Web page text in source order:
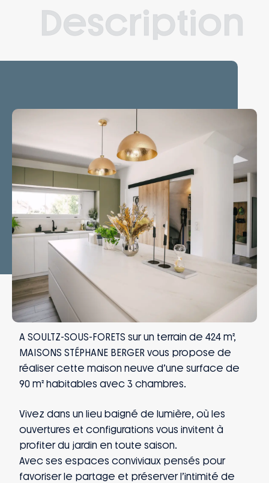
Description
A SOULTZ-SOUS-FORETS sur un terrain de 424 m²,
MAISONS STÉPHANE BERGER vous propose de
réaliser cette maison neuve d’une surface de
90 m² habitables avec 3 chambres.
Vivez dans un lieu baigné de lumière, où les
ouvertures et configurations vous invitent à
profiter du jardin en toute saison.
Avec ses espaces conviviaux pensés pour
favoriser le partage et préserver l’intimité de